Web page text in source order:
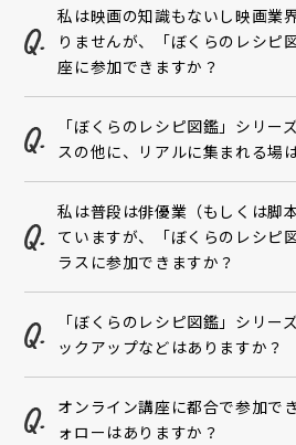
私は映画の知識もないし映画業
りませんが、「ぼくらのレシピ
座に参加できますか？
「ぼくらのレシピ図鑑」シリー
スの他に、リアルに集まれる場
私は普段は俳優業（もしくは脚
ていますが、「ぼくらのレシピ
ラスに参加できますか？
「ぼくらのレシピ図鑑」シリー
ックアップなどはありますか？
オンライン講座に都合で参加で
ォローはありますか？